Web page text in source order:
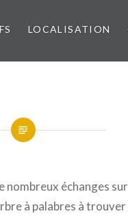
LOCALISATION
nombreux échanges
à palabres à